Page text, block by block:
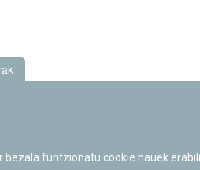
funtzionatu cookie hauek erabili